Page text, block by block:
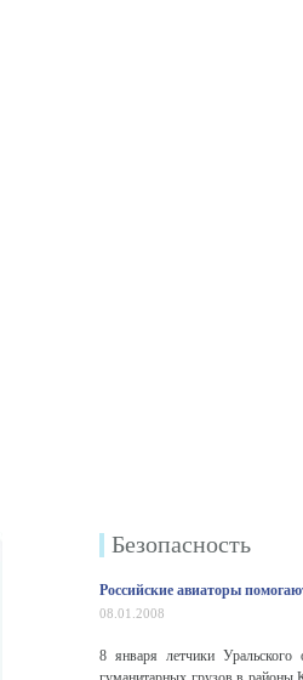
Безопаcность
Российские авиаторы
08.01.2008
8 января летчики